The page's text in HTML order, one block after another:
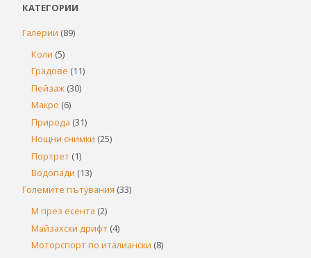
КАТЕГОРИИ
Галерии (89)
Коли (5)
Градове (11)
Пейзаж (30)
Макро (6)
Природа (31)
Нощни снимки (25)
Портрет (1)
Водопади (13)
Големите пътувания (33)
М през есента (2)
Майзахски дрифт (4)
Моторспорт по италиански (8)